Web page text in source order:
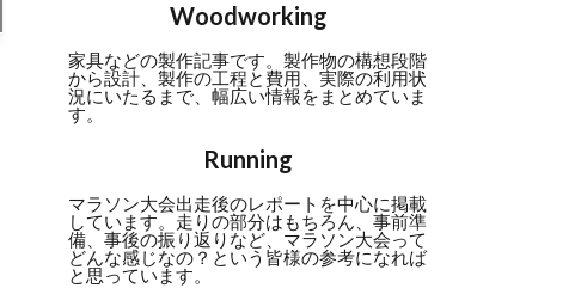
Woodworking
家具などの製作記事です。製作物の構想段階
から設計、製作の工程と費用、実際の利用状
況にいたるまで、幅広い情報をまとめていま
す。
Running
マラソン大会出走後のレポートを中心に掲載
しています。走りの部分はもちろん、事前準
備、事後の振り返りなど、マラソン大会って
どんな感じなの？という皆様の参考になれば
と思っています。